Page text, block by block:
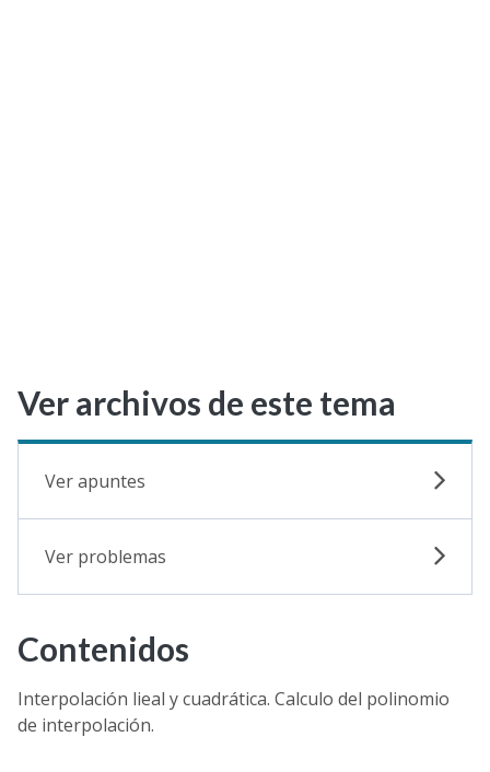
Ver archivos de este tema
Ver apuntes
Ver problemas
Contenidos
Interpolación lieal y cuadrática. Calculo del polinomio
de interpolación.